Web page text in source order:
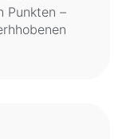
Punkten –